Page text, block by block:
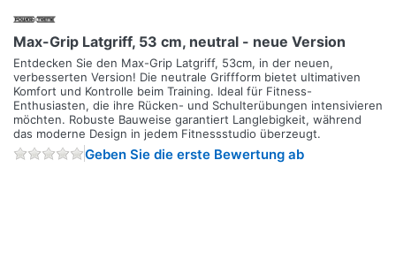
Max-Grip Latgriff, 53 cm, neutral - neue Version
Entdecken Sie den Max-Grip Latgriff, 53cm, in der neuen,
verbesserten Version! Die neutrale Griffform bietet ultimativen
Komfort und Kontrolle beim Training. Ideal für Fitness-
Enthusiasten, die ihre Rücken- und Schulterübungen intensivieren
möchten. Robuste Bauweise garantiert Langlebigkeit, während
das moderne Design in jedem Fitnessstudio überzeugt.
Geben Sie die erste Bewertung ab